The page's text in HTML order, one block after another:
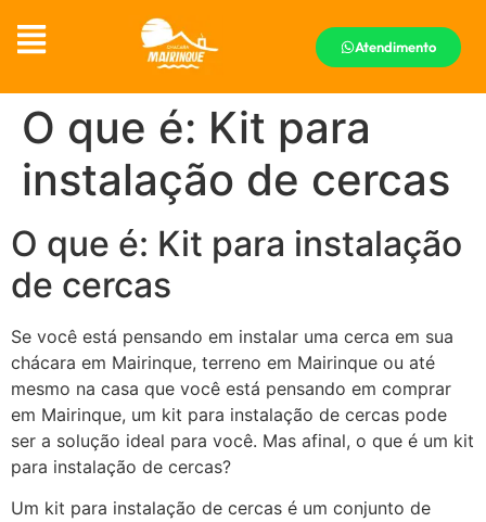
Atendimento
O que é: Kit para
instalação de cercas
O que é: Kit para instalação
de cercas
Se você está pensando em instalar uma cerca em sua
chácara em Mairinque, terreno em Mairinque ou até
mesmo na casa que você está pensando em comprar
em Mairinque, um kit para instalação de cercas pode
ser a solução ideal para você. Mas afinal, o que é um kit
para instalação de cercas?
Um kit para instalação de cercas é um conjunto de